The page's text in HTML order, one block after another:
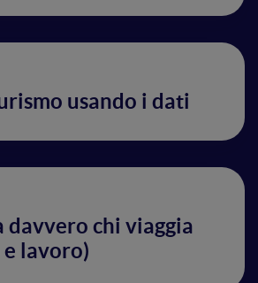
usando i dati
davvero chi viaggia
e lavoro)